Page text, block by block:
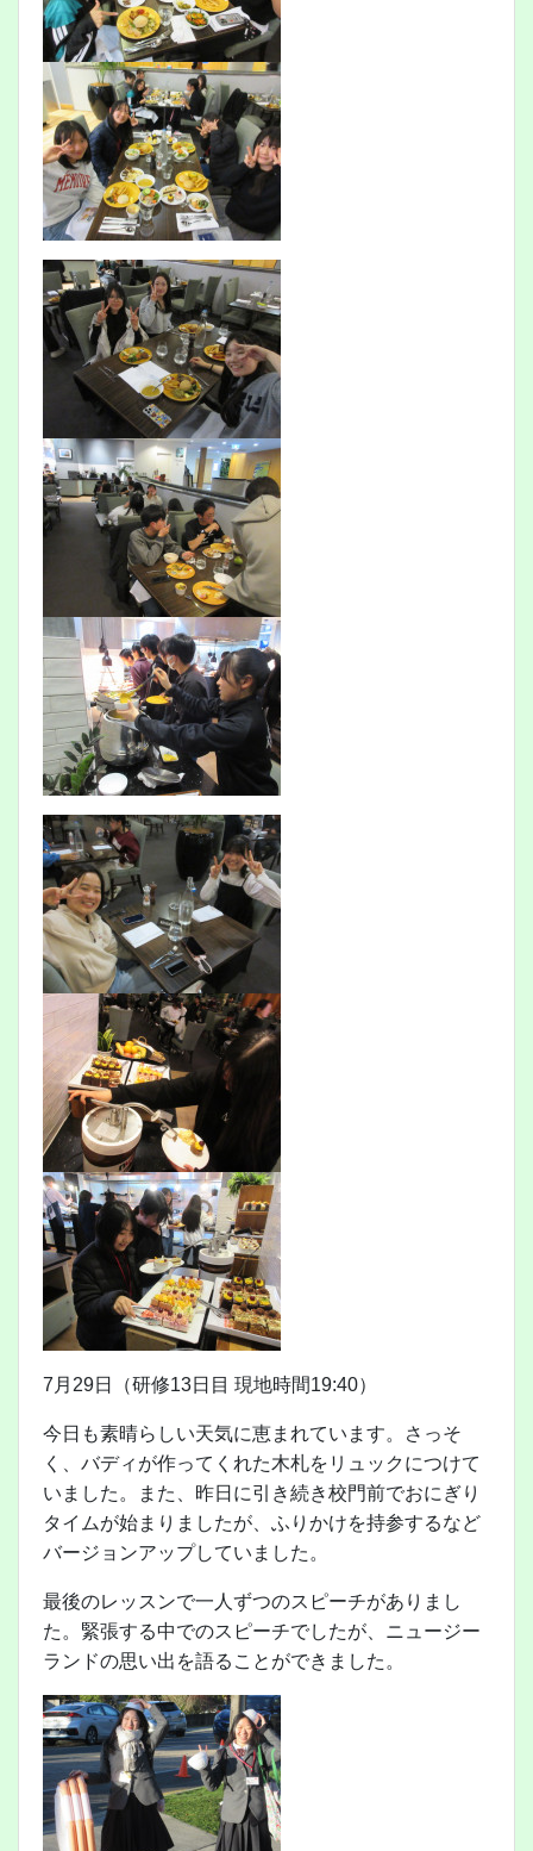
7月29日（研修13日目 現地時間19:40）
今日も素晴らしい天気に恵まれています。さっそ
く、バディが作ってくれた木札をリュックにつけて
いました。また、昨日に引き続き校門前でおにぎり
タイムが始まりましたが、ふりかけを持参するなど
バージョンアップしていました。
最後のレッスンで一人ずつのスピーチがありまし
た。緊張する中でのスピーチでしたが、ニュージー
ランドの思い出を語ることができました。